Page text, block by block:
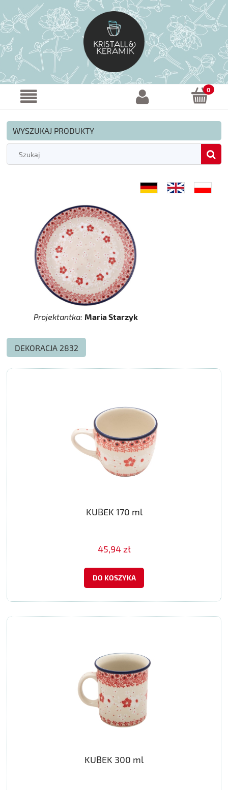
WYSZUKAJ PRODUKTY
Projektantka: Maria Starzyk
DEKORACJA 2832
KUBEK 170 ml
45,94 zł
DO KOSZYKA
KUBEK 300 ml